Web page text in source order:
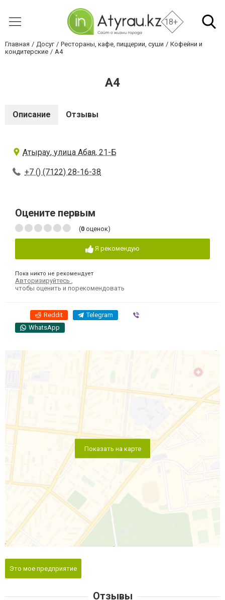
18+
Главная Досуг Рестораны, кафе, пиццерии, суши
Кофейни и
кондитерские
А4
А4
Описание Отзывы
Атырау, улица Абая, 21-Б
+7 () (7122) 28-16-38
Оцените первым
(0 оценок)
Я рекомендую
Пока никто не рекомендует
Авторизируйтесь
чтобы оценить и порекомендовать
Reddit Telegram
WhatsApp
Показать на карте
Это мое предприятие
Отзывы